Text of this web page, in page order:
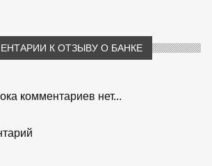
К ОТЗЫВУ О БАНКЕ
комментариев нет...